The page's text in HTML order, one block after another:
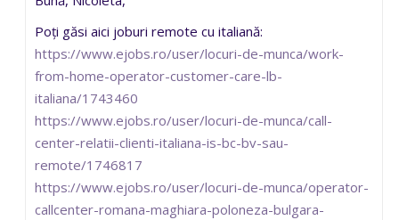
Poți găsi aici joburi remote cu italiană:
https://www.ejobs.ro/user/locuri-de-munca/work-
from-home-operator-customer-care-lb-
italiana/1743460
https://www.ejobs.ro/user/locuri-de-munca/call-
center-relatii-clienti-italiana-is-bc-bv-sau-
remote/1746817
https://www.ejobs.ro/user/locuri-de-munca/operator-
callcenter-romana-maghiara-poloneza-bulgara-